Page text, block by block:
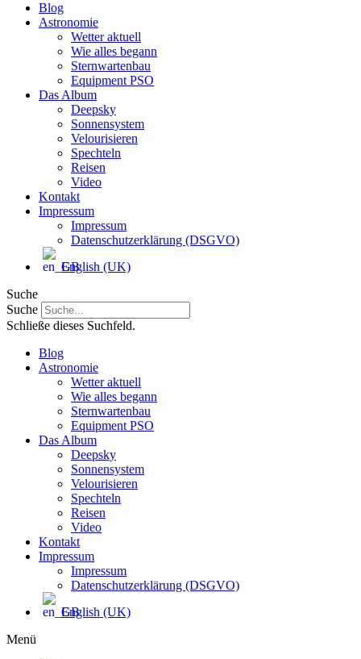
Blog
Astronomie
Wetter aktuell
Wie alles begann
Sternwartenbau
Equipment PSO
Das Album
Deepsky
Sonnensystem
Velourisieren
Spechteln
Reisen
Video
Kontakt
Impressum
Impressum
Datenschutzerklärung (DSGVO)
English (UK)
Suche
Suche
Schließe dieses Suchfeld.
Blog
Astronomie
Wetter aktuell
Wie alles begann
Sternwartenbau
Equipment PSO
Das Album
Deepsky
Sonnensystem
Velourisieren
Spechteln
Reisen
Video
Kontakt
Impressum
Impressum
Datenschutzerklärung (DSGVO)
English (UK)
Menü